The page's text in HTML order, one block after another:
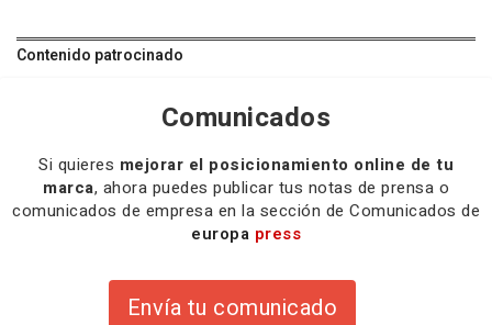
Contenido patrocinado
Comunicados
Si quieres mejorar el posicionamiento online de tu
marca, ahora puedes publicar tus notas de prensa o
comunicados de empresa en la sección de Comunicados de
europa press
Envía tu comunicado